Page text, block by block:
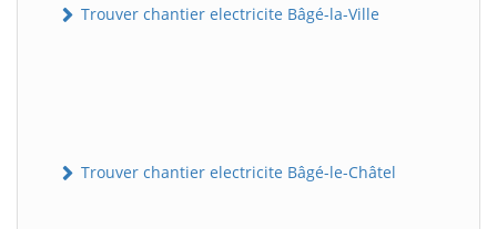
Trouver chantier electricite Bâgé-la-Ville
Trouver chantier electricite Bâgé-le-Châtel